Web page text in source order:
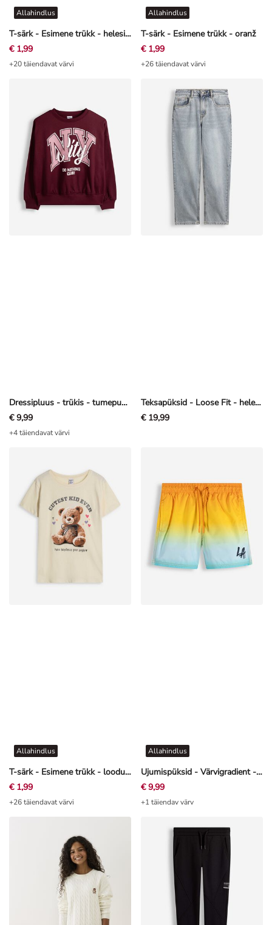
T-särk - Esimene trükk - helesinine
Allahindlus
€ 1,99
+20 täiendavat värvi
T-särk - Esimene trükk - oranž
Allahindlus
€ 1,99
+26 täiendavat värvi
Dressipluus - trükis - tumepunane
€ 9,99
+4 täiendavat värvi
Teksapüksid - Loose Fit - helesinine
€ 19,99
T-särk - Esimene trükk - loodusvalge
Allahindlus
€ 1,99
+26 täiendavat värvi
Ujumispüksid - Värvigradient - mündiroheline
Allahindlus
€ 9,99
+1 täiendav värv